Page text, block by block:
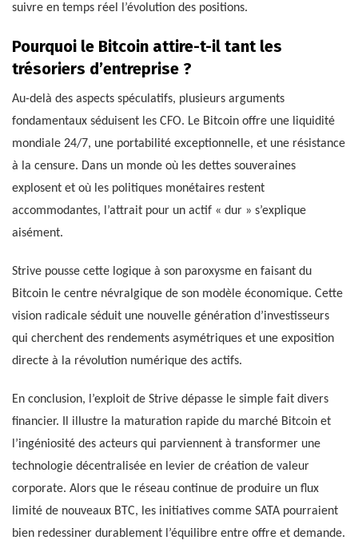
suivre en temps réel l’évolution des positions.
Pourquoi le Bitcoin attire-t-il tant les
trésoriers d’entreprise ?
Au-delà des aspects spéculatifs, plusieurs arguments
fondamentaux séduisent les CFO. Le Bitcoin offre une liquidité
mondiale 24/7, une portabilité exceptionnelle, et une résistance
à la censure. Dans un monde où les dettes souveraines
explosent et où les politiques monétaires restent
accommodantes, l’attrait pour un actif « dur » s’explique
aisément.
Strive pousse cette logique à son paroxysme en faisant du
Bitcoin le centre névralgique de son modèle économique. Cette
vision radicale séduit une nouvelle génération d’investisseurs
qui cherchent des rendements asymétriques et une exposition
directe à la révolution numérique des actifs.
En conclusion, l’exploit de Strive dépasse le simple fait divers
financier. Il illustre la maturation rapide du marché Bitcoin et
l’ingéniosité des acteurs qui parviennent à transformer une
technologie décentralisée en levier de création de valeur
corporate. Alors que le réseau continue de produire un flux
limité de nouveaux BTC, les initiatives comme SATA pourraient
bien redessiner durablement l’équilibre entre offre et demande.